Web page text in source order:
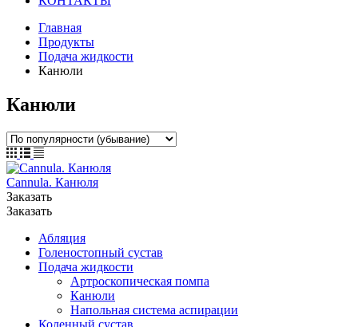
Главная
Продукты
Подача жидкости
Канюли
Канюли
Cannula. Канюля
Заказать
Заказать
Абляция
Голеностопный сустав
Подача жидкости
Артроскопическая помпа
Канюли
Напольная система аспирации
Коленный сустав